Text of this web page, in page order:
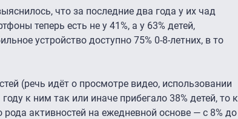
что за последние два года у их чад
теперь есть не у 41%, а у 63% детей,
устройство доступно 75% 0-8-летних, в то
(речь идёт о просмотре видео, использовании
к ним так или иначе прибегало 38% детей, то к
активностей на ежедневной основе — с 8% до